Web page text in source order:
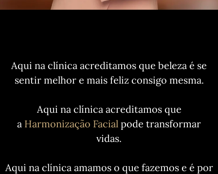
Aqui na clínica acreditamos que beleza é se
sentir melhor e mais feliz consigo mesma.
Aqui na clínica acreditamos que
a Harmonização Facial pode transformar
vidas.
Aqui na clínica amamos o que fazemos e é por